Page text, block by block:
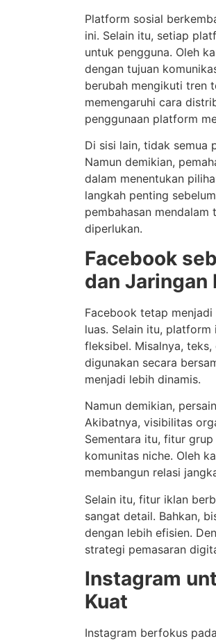
Platform sosial
ini. Selain itu, setiap
untuk pengguna. Oleh
dengan tujuan
berubah mengikuti tren
memengaruhi cara
penggunaan platform
Di sisi lain, tidak semua
Namun demikian,
dalam menentukan
langkah penting
pembahasan
diperlukan.
Facebook
dan Jaringan
Facebook tetap
luas. Selain itu,
fleksibel. Misalnya,
digunakan secara
menjadi lebih dinamis.
Namun demikian,
Akibatnya, visibilitas
Sementara itu, fitur
komunitas niche. Oleh
membangun relasi
Selain itu, fitur iklan
sangat detail. Bahkan,
dengan lebih efisien.
strategi pemasaran
Instagram
Kuat
Instagram berfokus